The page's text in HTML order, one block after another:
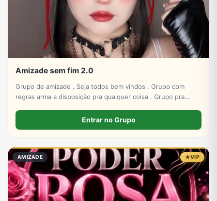
Amizade sem fim 2.0
Grupo de amizade . Seja todos bem vindos . Grupo com
regras arma a disposição pra qualquer coisa . Grupo pra
Entrar no Grupo
AMIZADE VIP